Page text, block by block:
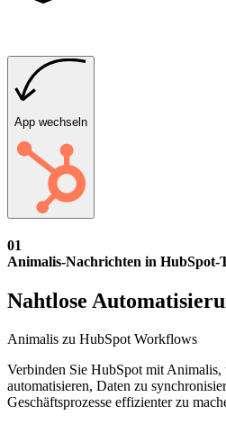
App wechseln
01
Animalis-Nachrichten in HubSpot-
Nahtlose
Animalis zu HubSpot Workflows
Verbinden Sie HubSpot mit
automatisieren, Daten zu
Geschäftsprozesse effizienter zu